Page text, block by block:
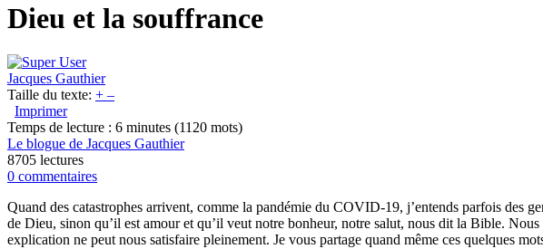
Dieu et la souffrance
Jacques Gauthier
Taille du texte: + –
Imprimer
Temps de lecture : 6 minutes (1120 mots)
Le blogue de Jacques Gauthier
8705 lectures
0 commentaires
Quand des catastrophes arrivent, comme la pandémie du COVID-19, j’entends parfois des
de Dieu, sinon qu’il est amour et qu’il veut notre bonheur, notre salut, nous dit la Bible.
explication ne peut nous satisfaire pleinement. Je vous partage quand même ces quelques